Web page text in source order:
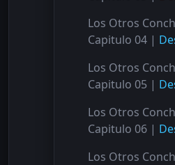
Los Otros
Capitulo 04 |
Los Otros
Capitulo 05 |
Los Otros
Capitulo 06 |
Los Otros